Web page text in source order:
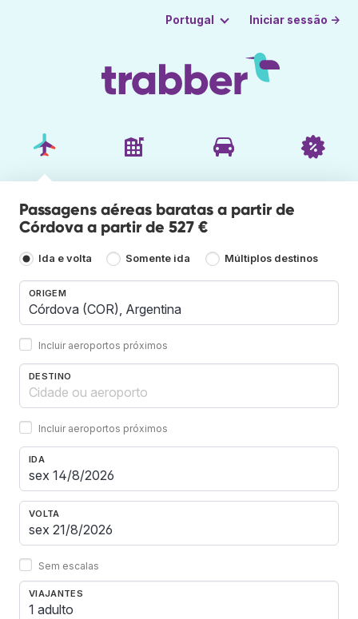
Portugal Iniciar sessão →
Passagens aéreas baratas a partir de
Córdova a partir de 527 €
Ida e volta Somente ida Múltiplos destinos
ORIGEM
Incluir aeroportos próximos
DESTINO
Incluir aeroportos próximos
IDA
VOLTA
Sem escalas
VIAJANTES
1 adulto